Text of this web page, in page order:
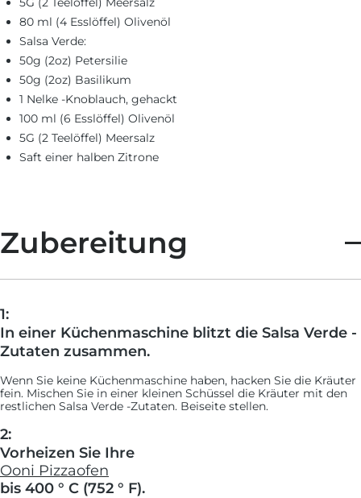
Zubereitung
1:
In einer Küchenmaschine blitzt die Salsa Verde -
Zutaten zusammen.
Wenn Sie keine Küchenmaschine haben, hacken Sie die Kräuter
fein. Mischen Sie in einer kleinen Schüssel die Kräuter mit den
restlichen Salsa Verde -Zutaten. Beiseite stellen.
2:
Vorheizen Sie Ihre
Ooni Pizzaofen
bis 400 ° C (752 ° F).
80 ml (4 Esslöffel) Olivenöl
Salsa Verde:
50g (2oz) Petersilie
50g (2oz) Basilikum
1 Nelke -Knoblauch, gehackt
100 ml (6 Esslöffel) Olivenöl
5G (2 Teelöffel) Meersalz
Saft einer halben Zitrone